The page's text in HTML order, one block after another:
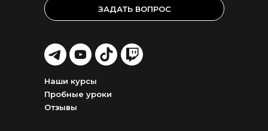
LET'S
GO!
LET'S
GO!
LET'S
GO!
LET'S
GO!
Отзывы
Пробные уроки
Наши курсы
ЗАДАТЬ ВОПРОС